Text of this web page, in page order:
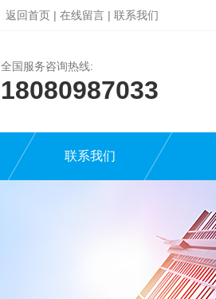
返回首页 | 在线留言 | 联系我们
全国服务咨询热线:
18080987033
联系我们